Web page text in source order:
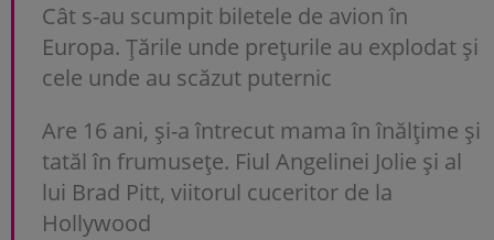
Cât s-au scumpit biletele de avion în
Europa. Țările unde prețurile au explodat și
cele unde au scăzut puternic
Are 16 ani, și-a întrecut mama în înălțime și
tatăl în frumusețe. Fiul Angelinei Jolie și al
lui Brad Pitt, viitorul cuceritor de la
Hollywood